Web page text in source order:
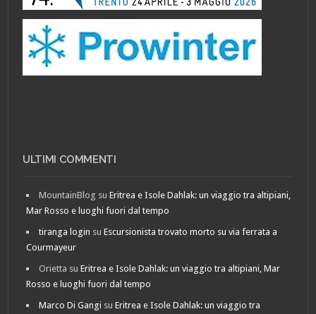
ULTIMI COMMENTI
MountainBlog suEritrea e Isole Dahlak: un viaggio tra altipiani,
Mar Rosso e luoghi fuori dal tempo
tiranga login suEscursionista trovato morto su via ferrata a
Courmayeur
Orietta suEritrea e Isole Dahlak: un viaggio tra altipiani, Mar
Rosso e luoghi fuori dal tempo
Marco Di Gangi suEritrea e Isole Dahlak: un viaggio tra